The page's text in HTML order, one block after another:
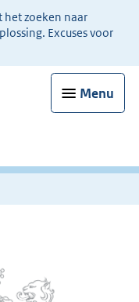
zoeken naar
Excuses voor
Menu